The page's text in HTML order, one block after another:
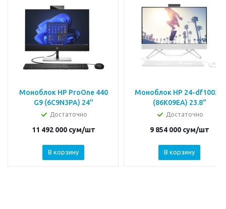
Моноблок HP ProOne 440
G9 (6C9N3PA) 24"
Достаточно
11 492 000сум/шт
В корзину
Моноблок HP 24-df1002ci
(86K09EA) 23.8"
Достаточно
9 854 000сум/шт
В корзину